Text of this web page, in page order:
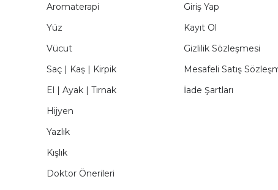
Aromaterapi
Yüz
Vücut
Saç | Kaş | Kirpik
El | Ayak | Tırnak
Hijyen
Yazlık
Kışlık
Doktor Önerileri
Giriş Yap
Kayıt Ol
Gizlilik Sözleşmesi
Mesafeli Satış
İade Şartları